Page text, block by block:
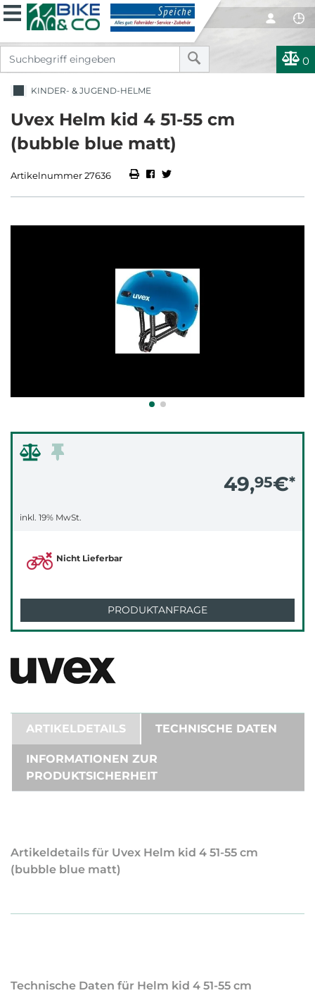
0
KINDER- & JUGEND-HELME
Uvex Helm kid 4 51-55 cm
(bubble blue matt)
Artikelnummer 27636
49,95€*
inkl. 19% MwSt.
Nicht Lieferbar
PRODUKTANFRAGE
ARTIKELDETAILS TECHNISCHE DATEN
INFORMATIONEN ZUR
PRODUKTSICHERHEIT
Artikeldetails für Uvex Helm kid 4 51-55 cm
(bubble blue matt)
Technische Daten für Helm kid 4 51-55 cm